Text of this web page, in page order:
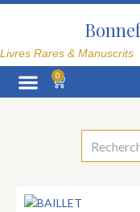
Aller
Livres Rares & Manuscrits
0
Panier